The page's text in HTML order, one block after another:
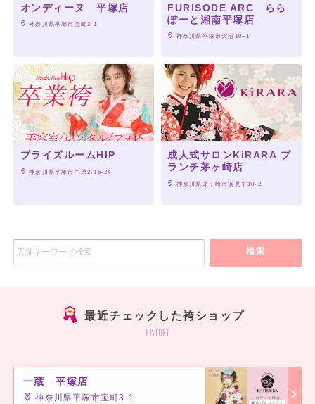
オンディーヌ 平塚店
神奈川県平塚市宝町3-1
FURISODE ARC らら
ぽーと湘南平塚店
神奈川県平塚市天沼10−1
ブライズルームHIP
神奈川県平塚市中原2-16-24
成人式サロンKiRARA ブ
ランチ茅ヶ崎店
神奈川県茅ヶ崎市浜見平10-2
検索
最近チェックした袴ショップ
history
一蔵 平塚店
神奈川県平塚市宝町3-1